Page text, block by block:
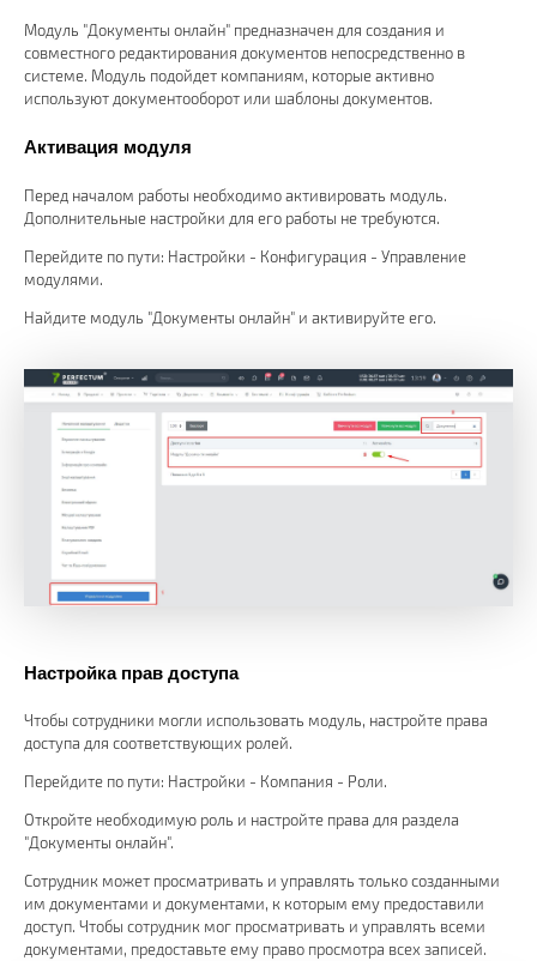
Модуль "Документы онлайн" предназначен для создания и
совместного редактирования документов непосредственно в
системе. Модуль подойдет компаниям, которые активно
используют документооборот или шаблоны документов.
Активация модуля
Перед началом работы необходимо активировать модуль.
Дополнительные настройки для его работы не требуются.
Перейдите по пути: Настройки - Конфигурация - Управление
модулями.
Найдите модуль "Документы онлайн" и активируйте его.
Настройка прав доступа
Чтобы сотрудники могли использовать модуль, настройте права
доступа для соответствующих ролей.
Перейдите по пути: Настройки - Компания - Роли.
Откройте необходимую роль и настройте права для раздела
"Документы онлайн".
Сотрудник может просматривать и управлять только созданными
им документами и документами, к которым ему предоставили
доступ. Чтобы сотрудник мог просматривать и управлять всеми
документами, предоставьте ему право просмотра всех записей.